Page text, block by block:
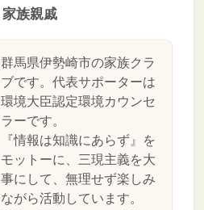
家族親戚
群馬県伊勢崎市の家族クラ
ブです。代表サポーターは
環境大臣認定環境カウンセ
ラーです。
『情報は知識にあらず』を
モットーに、三現主義を大
事にして、無理せず楽しみ
ながら活動しています。